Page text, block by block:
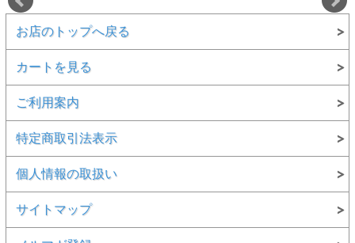
お店のトップへ戻る
カートを見る
ご利用案内
特定商取引法表示
個人情報の取扱い
サイトマップ